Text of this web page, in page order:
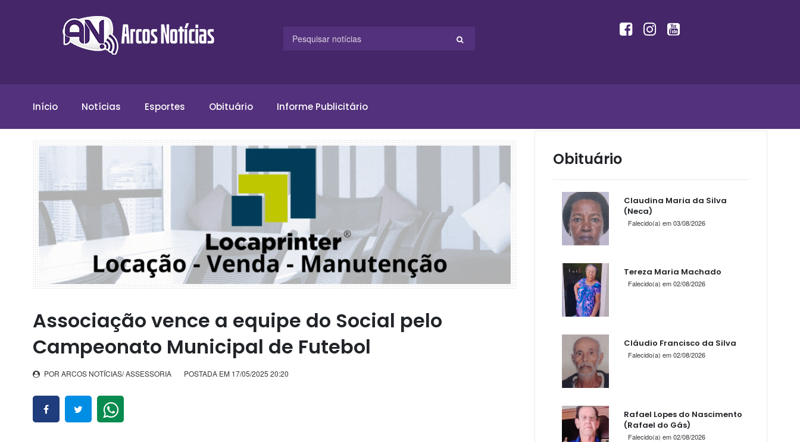
Início Notícias Esportes Obituário Informe Publicitário
Associação vence a equipe do Social pelo
Campeonato Municipal de Futebol
POR ARCOS NOTÍCIAS/ ASSESSORIA POSTADA EM 17/05/2025 20:20
Obituário
Claudina Maria da Silva
(Neca)
Falecido(a) em 03/08/2026
Tereza Maria Machado
Falecido(a) em 02/08/2026
Cláudio Francisco da Silva
Falecido(a) em 02/08/2026
Rafael Lopes do Nascimento
(Rafael do Gás)
Falecido(a) em 02/08/2026